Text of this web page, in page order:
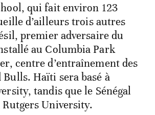
qui fait environ 123
d’ailleurs trois autres
premier adversaire du
au Columbia Park
centre d’entraînement des
Bulls. Haïti sera basé à
tandis que le Sénégal
Rutgers University.